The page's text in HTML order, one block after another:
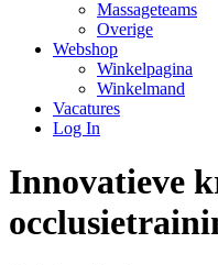
Massageteams
Overige
Webshop
Winkelpagina
Winkelmand
Vacatures
Log In
Innovatieve